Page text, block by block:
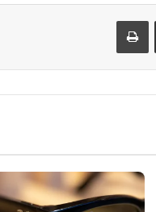
مشاركة عبر البريد طباعة